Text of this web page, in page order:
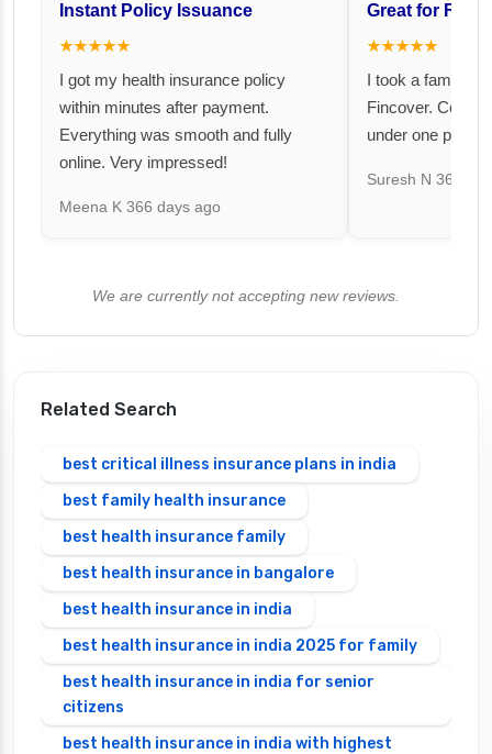
Instant Policy Issuance
★★★★★
I got my health insurance policy
within minutes after payment.
Everything was smooth and fully
online. Very impressed!
Meena K 366 days ago
Great for
★★★★★
I took a family
Fincover.
under one
Suresh N 367
We are currently not accepting new reviews.
Related Search
best critical illness insurance plans in india
best family health insurance
best health insurance family
best health insurance in bangalore
best health insurance in india
best health insurance in india 2025 for family
best health insurance in india for senior
citizens
best health insurance in india with highest